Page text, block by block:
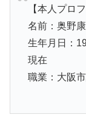
【本人プロ
名前：奥野
生年月日：
現在
職業：大阪